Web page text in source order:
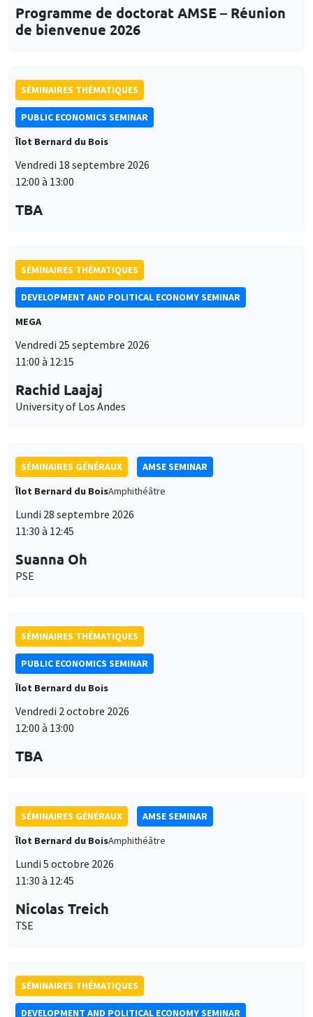
Programme de doctorat AMSE – Réunion
de bienvenue 2026
SÉMINAIRES THÉMATIQUES
PUBLIC ECONOMICS SEMINAR
Îlot Bernard du Bois
Vendredi 18 septembre 2026
12:00 à 13:00
TBA
SÉMINAIRES THÉMATIQUES
DEVELOPMENT AND POLITICAL ECONOMY SEMINAR
MEGA
Vendredi 25 septembre 2026
11:00 à 12:15
Rachid Laajaj
University of Los Andes
SÉMINAIRES GÉNÉRAUX
AMSE SEMINAR
Îlot Bernard du BoisAmphithéâtre
Lundi 28 septembre 2026
11:30 à 12:45
Suanna Oh
PSE
SÉMINAIRES THÉMATIQUES
PUBLIC ECONOMICS SEMINAR
Îlot Bernard du Bois
Vendredi 2 octobre 2026
12:00 à 13:00
TBA
SÉMINAIRES GÉNÉRAUX
AMSE SEMINAR
Îlot Bernard du BoisAmphithéâtre
Lundi 5 octobre 2026
11:30 à 12:45
Nicolas Treich
TSE
SÉMINAIRES THÉMATIQUES
DEVELOPMENT AND POLITICAL ECONOMY SEMINAR